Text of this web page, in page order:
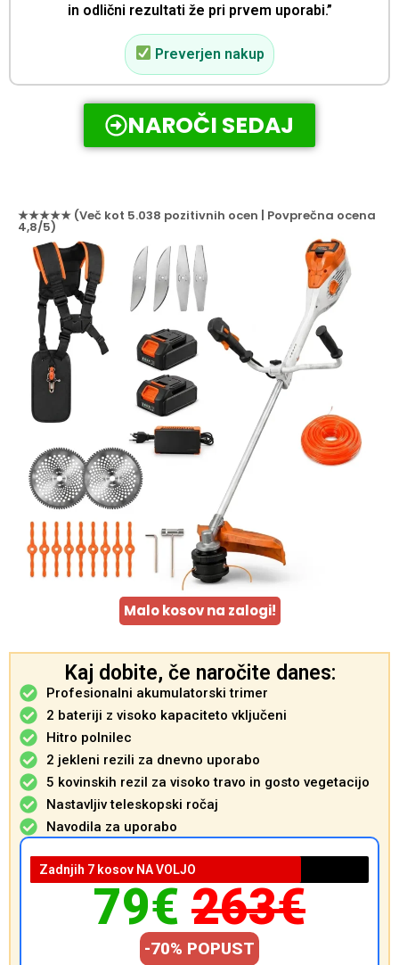
in odlični rezultati že pri prvem uporabi.”
Preverjen nakup
NAROČI SEDAJ
★★★★★ (Več kot 5.038 pozitivnih ocen | Povprečna ocena
4,8/5)
Malo kosov na zalogi!
Kaj dobite, če naročite danes:
Profesionalni akumulatorski trimer
2 bateriji z visoko kapaciteto vključeni
Hitro polnilec
2 jekleni rezili za dnevno uporabo
5 kovinskih rezil za visoko travo in gosto vegetacijo
Nastavljiv teleskopski ročaj
Navodila za uporabo
Zadnjih 7 kosov NA VOLJO
79€ 263€
-70% POPUST